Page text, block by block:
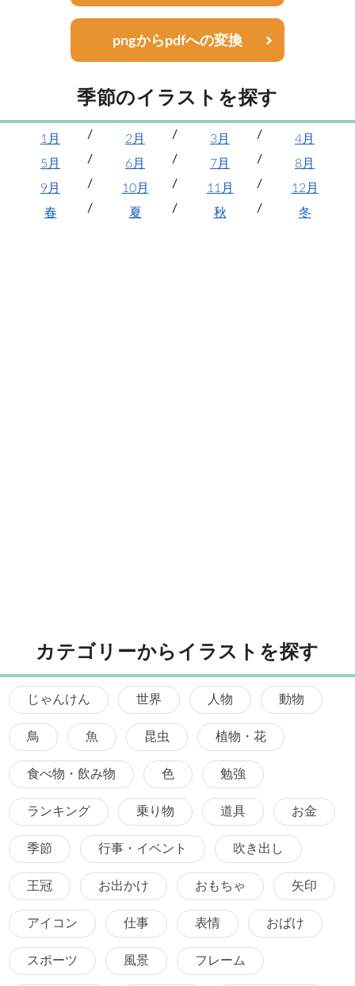
pngからpdfへの変換
季節のイラストを探す
1月 2月 3月
4月
5月
6月 7月
8月
9月
10月 11月
12月
春
夏 秋 冬
カテゴリーからイラストを探す
じゃんけん 世界 人物 動物
鳥 魚 昆虫 植物・花
食べ物・飲み物 色 勉強
ランキング 乗り物 道具 お金
季節 行事・イベント 吹き出し
王冠 お出かけ おもちゃ 矢印
アイコン 仕事 表情 おばけ
スポーツ 風景 フレーム